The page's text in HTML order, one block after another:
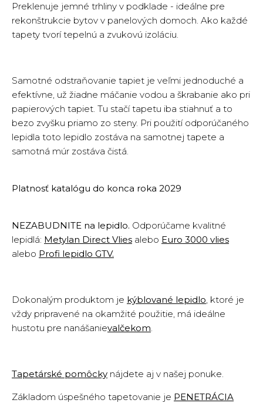
Preklenuje jemné trhliny v podklade - ideálne pre
rekonštrukcie bytov v panelových domoch. Ako každé
tapety tvorí tepelnú a zvukovú izoláciu.
Samotné odstraňovanie tapiet je veľmi jednoduché a
efektívne, už žiadne máčanie vodou a škrabanie ako pri
papierových tapiet. Tu stačí tapetu iba stiahnuť a to
bezo zvyšku priamo zo steny. Pri použití odporúčaného
lepidla toto lepidlo zostáva na samotnej tapete a
samotná múr zostáva čistá.
Platnosť katalógu do konca roka 2029
NEZABUDNITE na lepidlo. Odporúčame kvalitné
lepidlá: Metylan Direct Vlies alebo Euro 3000 vlies
alebo Profi lepidlo GTV.
Dokonalým produktom je kýblované lepidlo, ktoré je
vždy pripravené na okamžité použitie, má ideálne
hustotu pre nanášanievalčekom.
Tapetárské pomôcky nájdete aj v našej ponuke.
Základom úspešného tapetovanie je PENETRÁCIA